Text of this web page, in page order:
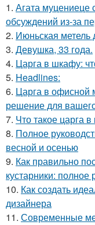
1. Агата муцениеце
обсуждений из-за
2. Июньская метель
3. Девушка, 33 года.
4. Царга в шкафу:
5. Headlines:
6. Царга в офисной
решение для
7. Что такое царга
8. Полное
весной и осенью
9. Как правильно
кустарники: полное
10. Как создать
дизайнера
11. Современные